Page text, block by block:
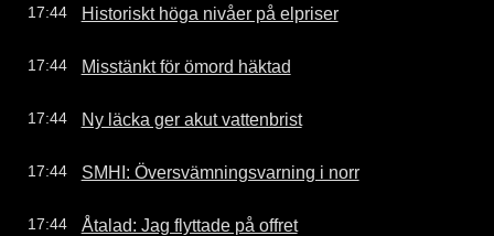
17:44 Historiskt höga nivåer på elpriser
17:44 Misstänkt för ömord häktad
17:44 Ny läcka ger akut vattenbrist
17:44 SMHI: Översvämningsvarning i norr
17:44 Åtalad: Jag flyttade på offret